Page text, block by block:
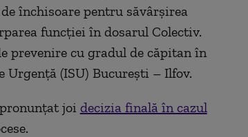
închisoare pentru săvârșirea
funcției în dosarul Colectiv.
prevenire cu gradul de căpitan în
(ISU) București – Ilfov.
joi decizia finală în cazul